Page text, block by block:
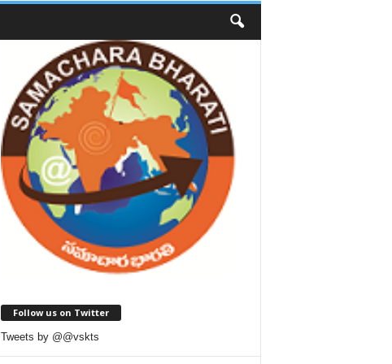
Follow us on Twitter
Tweets by @@vskts